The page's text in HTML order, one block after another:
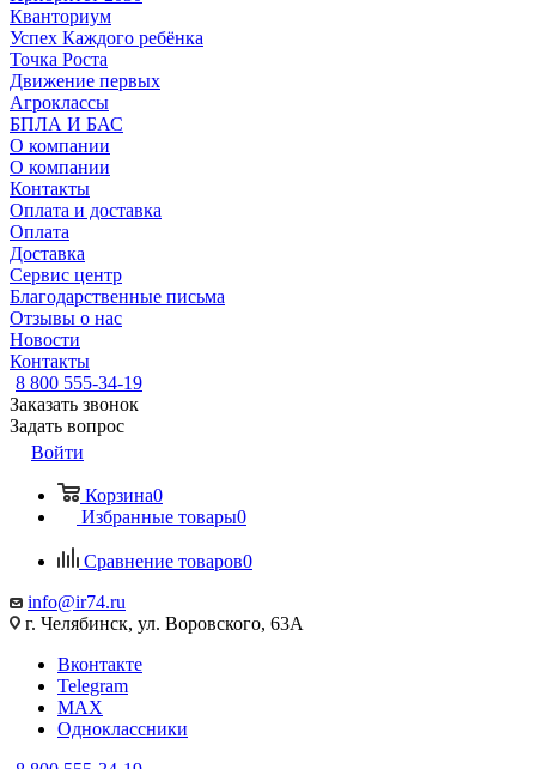
Кванториум
Успех Каждого ребёнка
Точка Роста
Движение первых
Агроклассы
БПЛА И БАС
О компании
О компании
Контакты
Оплата и доставка
Оплата
Доставка
Сервис центр
Благодарственные письма
Отзывы о нас
Новости
Контакты
8 800 555-34-19
Заказать звонок
Задать вопрос
Войти
Корзина0
Избранные товары0
Сравнение товаров0
info@ir74.ru
г. Челябинск, ул. Воровского, 63А
Вконтакте
Telegram
MAX
Одноклассники